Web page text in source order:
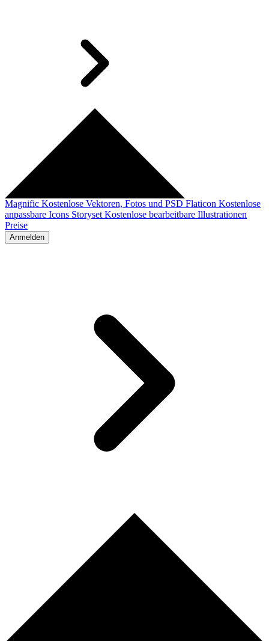
Magnific Kostenlose Vektoren, Fotos und PSD Flaticon Kostenlose
anpassbare Icons Storyset Kostenlose bearbeitbare Illustrationen
Preise
Anmelden